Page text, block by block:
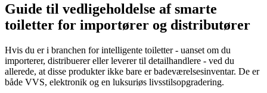
Guide til vedligeholdelse af smarte
toiletter for importører og distributører
Hvis du er i branchen for intelligente toiletter - uanset om du
importerer, distribuerer eller leverer til detailhandlere - ved du
allerede, at disse produkter ikke bare er badeværelsesinventar. De er
både VVS, elektronik og en luksuriøs livsstilsopgradering.